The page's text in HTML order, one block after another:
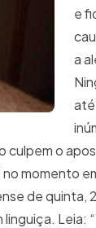
e
a
até
culpem o
momento
de quinta,